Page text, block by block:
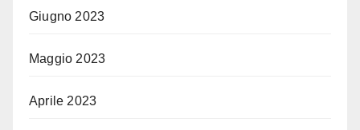
Giugno 2023
Maggio 2023
Aprile 2023